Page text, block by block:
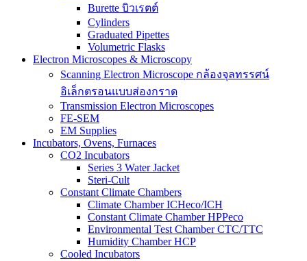
Burette บิวเรตต์
Cylinders
Graduated Pipettes
Volumetric Flasks
Electron Microscopes & Microscopy
Scanning Electron Microscope กล้องจุลทรรศน์
อิเล็กตรอนแบบส่องกราด
Transmission Electron Microscopes
FE-SEM
EM Supplies
Incubators, Ovens, Furnaces
CO2 Incubators
Series 3 Water Jacket
Steri-Cult
Constant Climate Chambers
Climate Chamber ICHeco/ICH
Constant Climate Chamber HPPeco
Environmental Test Chamber CTC/TTC
Humidity Chamber HCP
Cooled Incubators